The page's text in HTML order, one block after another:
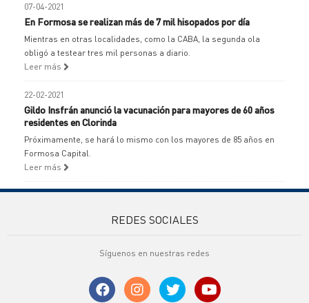
07-04-2021
En Formosa se realizan más de 7 mil hisopados por día
Mientras en otras localidades, como la CABA, la segunda ola
obligó a testear tres mil personas a diario.
Leer más
22-02-2021
Gildo Insfrán anunció la vacunación para mayores de 60 años
residentes en Clorinda
Próximamente, se hará lo mismo con los mayores de 85 años en
Formosa Capital.
Leer más
REDES SOCIALES
Síguenos en nuestras redes